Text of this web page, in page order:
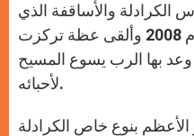
الكرادلة والأساقفة الذي
غادروا هذه الفانية خلال العام 2008 وألقى عظة تركزت
وعد بها الرب يسوع المسيح
لأحبائه.
الأعظم بنوع خاص الكرادلة